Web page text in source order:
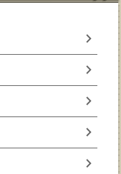
chevron_right
chevron_right
chevron_right
chevron_right
chevron_right